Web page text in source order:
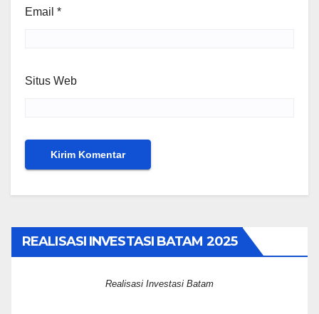
Email *
Situs Web
REALISASI INVESTASI BATAM 2025
Realisasi Investasi Batam